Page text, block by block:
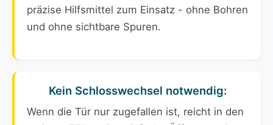
präzise Hilfsmittel zum Einsatz - ohne Bohren
und ohne sichtbare Spuren.
Kein Schlosswechsel notwendig:
Wenn die Tür nur zugefallen ist, reicht in den